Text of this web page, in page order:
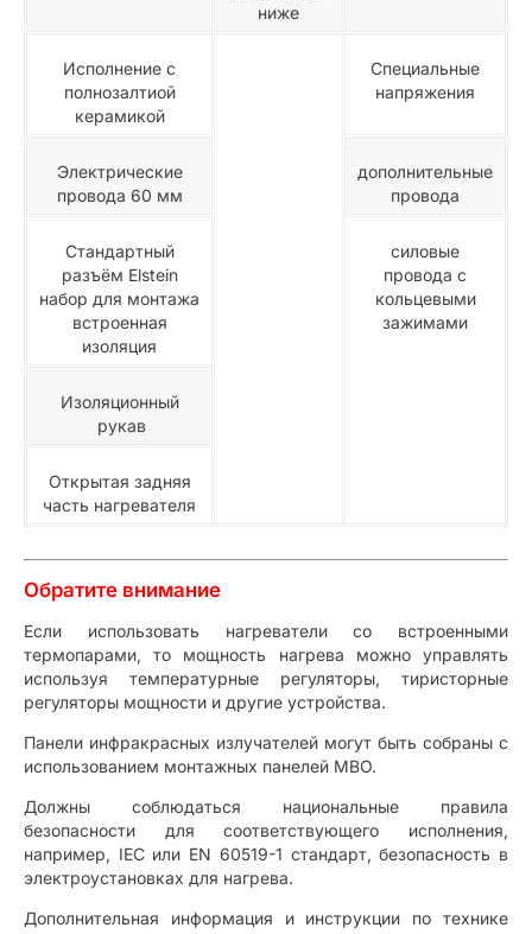
ниже
Исполнение с
полнозалтиой
керамикой
Специальные
напряжения
Электрические
провода 60 мм
дополнительные
провода
Стандартный
разъём Elstein
набор для монтажа
встроенная
изоляция
силовые
провода с
кольцевыми
зажимами
Изоляционный
рукав
Открытая задняя
часть нагревателя
Обратите внимание
Если использовать нагреватели со встроенными
термопарами, то мощность нагрева можно управлять
используя температурные регуляторы, тиристорные
регуляторы мощности и другие устройства.
Панели инфракрасных излучателей могут быть собраны с
использованием монтажных панелей MBO.
Должны соблюдаться национальные правила
безопасности для соответствующего исполнения,
например, IEC или EN 60519-1 стандарт, безопасность в
электроустановках для нагрева.
Дополнительная информация и инструкции по технике